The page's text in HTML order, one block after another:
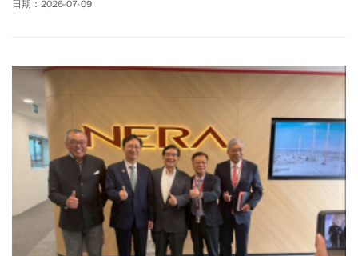
股「股后」寶座。從抽屜滑軌起家，做到全球AI伺服器導軌關鍵供應
日期：2026-07-09